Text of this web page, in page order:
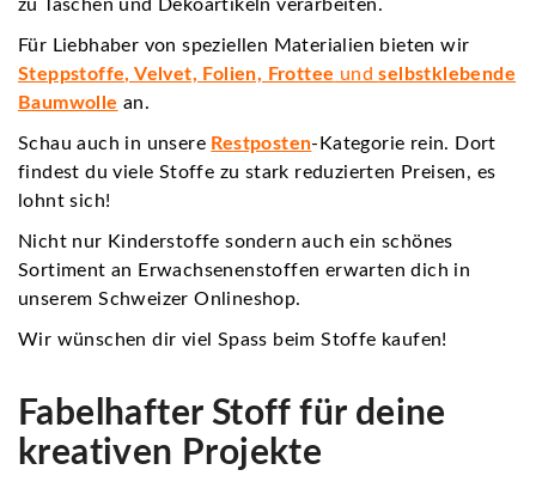
zu Taschen und Dekoartikeln verarbeiten.
Für Liebhaber von speziellen Materialien bieten wir
Steppstoffe, Velvet, Folien, Frottee undselbstklebende
Baumwolle an.
Schau auch in unsere Restposten-Kategorie rein. Dort
findest du viele Stoffe zu stark reduzierten Preisen, es
lohnt sich!
Nicht nur Kinderstoffe sondern auch ein schönes
Sortiment an Erwachsenenstoffen erwarten dich in
unserem Schweizer Onlineshop.
Wir wünschen dir viel Spass beim Stoffe kaufen!
Fabelhafter Stoff für deine
kreativen Projekte